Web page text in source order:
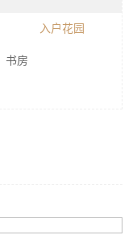
入户花园
书房